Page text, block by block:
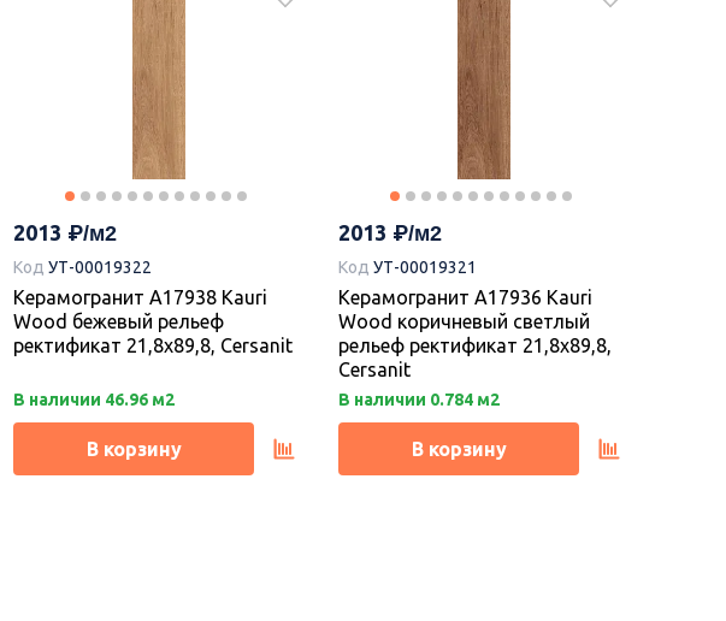
2013
Код УТ-00019322
Керамогранит A17938 Kauri
Wood бежевый рельеф
ректификат 21,8х89,8, Cersanit
В наличии 46.96 м2
В корзину
2013
Код УТ-00019321
Керамогранит A17936 Kauri
Wood коричневый светлый
рельеф ректификат 21,8х89,8,
Cersanit
В наличии 0.784 м2
В корзину